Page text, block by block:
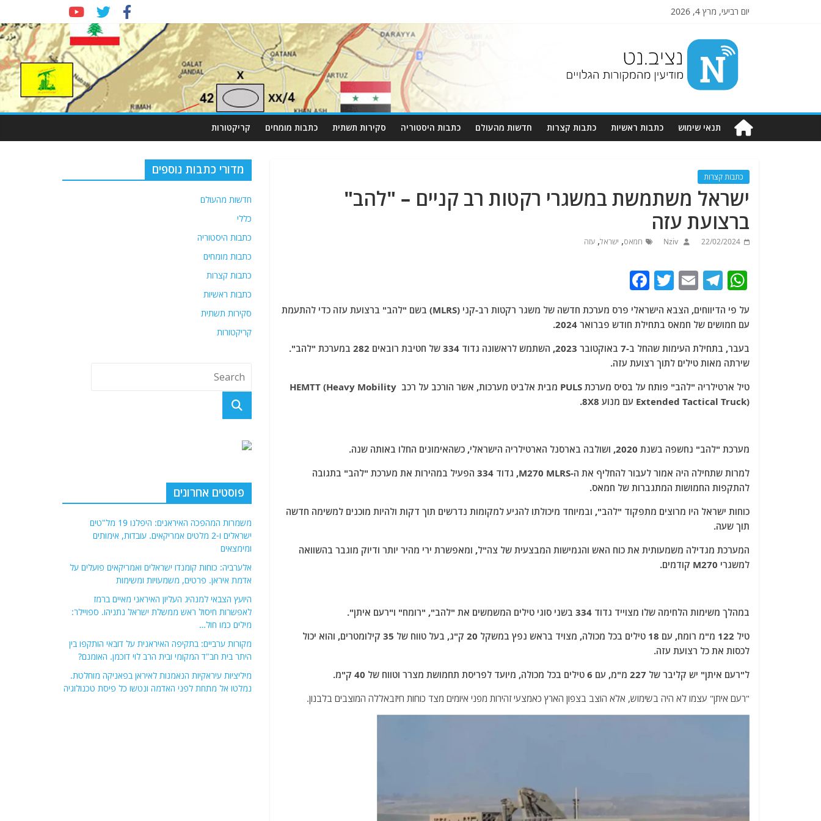
יום רביעי, מרץ 4, 2026
Nziv.net
מודיעין
מהמקורות
תנאי שימוש כתבות ראשיות כתבות קצרות חדשות מהעולם כתבות היסטוריה סקירות תשתית כתבות מומחים קריקטורות
כתבות קצרות
ישראל משתמשת במשגרי רקטות רב קניים – "להב"
ברצועת עזה
22/02/2024
Nziv חמאס, ישראל, עזה
W
at
s
A
p
p
T
e
g
ra
m
E
ai
l
T
itt
er
c
e
b
o
o
על פי הדיווחים, הצבא הישראלי פרס מערכת חדשה של משגר רקטות רב-קני (MLRS) בשם "להב" ברצועת עזה כדי להתעמת
עם חמושים של חמאס בתחילת חודש פברואר 2024.
בעבר, בתחילת העימות שהחל ב-7 באוקטובר 2023, השתמש לראשונה גדוד 334 של חטיבת רובאים 282 במערכת "להב".
שירתה מאות טילים לתוך רצועת עזה.
טיל ארטילריה "להב" פותח על בסיס מערכת PULS מבית אלביט מערכות, אשר הורכב על רכב HEMTT (Heavy Mobility
Extended Tactical Truck) עם מנוע 8X8.
מערכת "להב" נחשפה בשנת 2020, ושולבה בארסנל הארטילריה הישראלי, כשהאימונים החלו באותה שנה.
למרות שתחילה היה אמור לעבור להחליף את ה-M270 MLRS, גדוד 334 הפעיל במהירות את מערכת "להב" בתגובה
להתקפות החמושות המתגברות של חמאס.
כוחות ישראל היו מרוצים מתפקוד "להב", ובמיוחד מיכולתו להגיע למקומות נדרשים תוך דקות ולהיות מוכנים למשימה חדשה
תוך שעה.
המערכת מגדילה משמעותית את כוח האש והגמישות המבצעית של צה"ל, ומאפשרת ירי מהיר יותר ודיוק מוגבר בהשוואה
למשגרי M270 קודמים.
במהלך משימות הלחימה שלו מצוייד גדוד 334 בשני סוגי טילים המשמשים את "להב", "רומח" ו"רעם איתן".
טיל 122 מ"מ רומח, עם 18 טילים בכל מכולה, מצויד בראש נפץ במשקל 20 ק"ג, בעל טווח של 35 קילומטרים, והוא יכול
לכסות את כל רצועת עזה.
ל"רעם איתן" יש קליבר של 227 מ"מ, עם 6 טילים בכל מכולה, מיועד לפריסת תחמושת מצרר וטווח של 40 ק"מ.
"רעם איתן" עצמו לא היה בשימוש, אלא הוצב בצפון הארץ כאמצעי זהירות מפני איומים מצד כוחות חיזבאללה המוצבים בלבנון.
מדורי כתבות נוספים
חדשות מהעולם
כללי
כתבות היסטוריה
כתבות מומחים
כתבות קצרות
כתבות ראשיות
סקירות תשתית
קריקטורות
פוסטים אחרונים
משמרות המהפכה האיראנים: היפלנו 19 מל"טים
ישראלים ו-2 מלטים אמריקאים. עובדות, אימותים
ומימצאים
אלערביה: כוחות קומנדו ישראלים ואמריקאים פועלים על
אדמת איראן. פרטים, משמעויות ומשימות
היועץ הצבאי למנהיג העליון האיראני מאיים ברמז
לאפשרות חיסול ראש ממשלת ישראל נתניהו. ספויילר:
מילים כמו חול…
מקורות ערביים: בתקיפה האיראנית על דובאי הותקפו בין
היתר בית חב"ד המקומי ובית הרב לוי דוכמן. האומנם?
מיליציות עיראקיות הנאמנות לאיראן בפאניקה מוחלטת.
נמלטו אל מתחת לפני האדמה ונטשו כל פיסת טכנולוגיה